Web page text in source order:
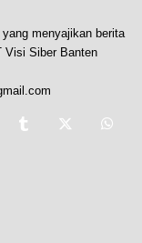
menyajikan berita
Visi Siber Banten